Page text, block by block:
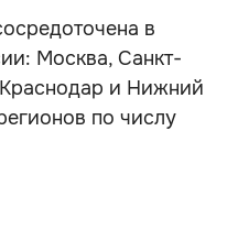
в
Москва, Санкт-
Краснодар и Нижний
по числу